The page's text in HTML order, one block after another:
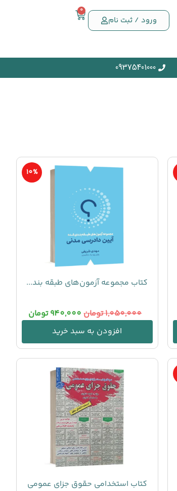
ورود / ثبت نام
0
09375401000
10%
کتاب مجموعه آزمون‌های طبقه بند...
1,050,000تومان 940,000تومان
افزودن به سبد خرید
کتاب استخدامی حقوق جزای عمومی